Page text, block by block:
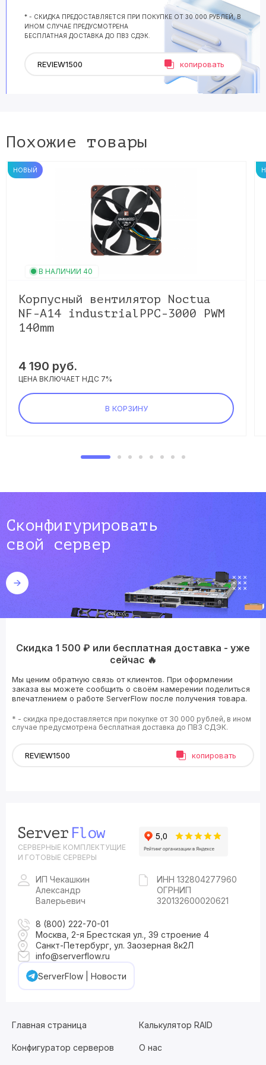
* - СКИДКА ПРЕДОСТАВЛЯЕТСЯ ПРИ ПОКУПКЕ ОТ 30 000 РУБЛЕЙ, В
ИНОМ СЛУЧАЕ ПРЕДУСМОТРЕНА
БЕСПЛАТНАЯ ДОСТАВКА ДО ПВЗ СДЭК.
копировать
Похожие товары
НОВЫЙ
В НАЛИЧИИ 40
Корпусный вентилятор Noctua
NF-A14 industrialPPC-3000 PWM
140mm
4 190 руб.
ЦЕНА ВКЛЮЧАЕТ НДС 7%
В КОРЗИНУ
Сконфигурировать
свой сервер
Скидка 1 500 ₽ или бесплатная доставка - уже
сейчас 🔥
Мы ценим обратную связь от клиентов. При оформлении
заказа вы можете сообщить о своём намерении поделиться
впечатлением о работе ServerFlow после получения товара.
* - скидка предоставляется при покупке от 30 000 рублей, в ином
случае предусмотрена бесплатная доставка до ПВЗ СДЭК.
копировать
СЕРВЕРНЫЕ КОМПЛЕКТУЩИЕ
И ГОТОВЫЕ СЕРВЕРЫ
ИП Чекашкин
Александр
Валерьевич
ИНН 132804277960
ОГРНИП
320132600020621
8 (800) 222-70-01
Москва, 2-я Брестская ул., 39 строение 4
Санкт-Петербург, ул. Заозерная 8к2Л
info@serverflow.ru
ServerFlow | Новости
Главная страница Калькулятор RAID
Конфигуратор серверов О нас